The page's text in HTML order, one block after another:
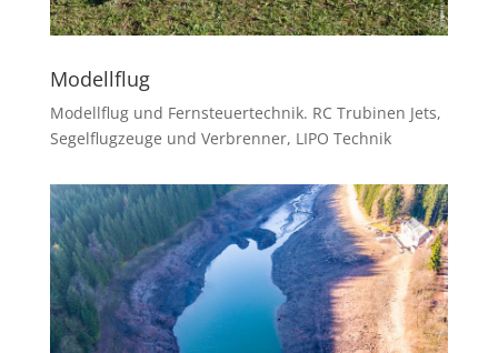
Modellflug
Modellflug und Fernsteuertechnik. RC Trubinen Jets,
Segelflugzeuge und Verbrenner, LIPO Technik